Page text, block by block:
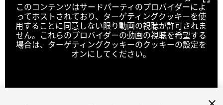
このコンテンツはサードパーティのプロバイダーによ
ってホストされており、ターゲティングクッキーを使
用することに同意しない限り動画の視聴が許可されま
せん。これらのプロバイダーの動画の視聴を希望する
場合は、ターゲティングクッキーのクッキーの設定を
オンにしてください。